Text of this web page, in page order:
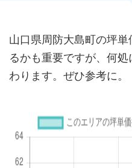
山口県周防大島町の坪
るかも重要ですが、何
わります。ぜひ参考に。